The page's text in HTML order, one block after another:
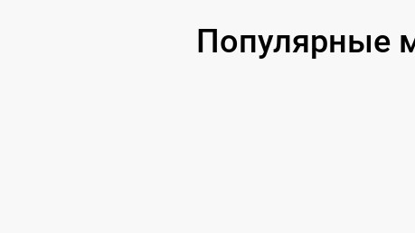
Популярные